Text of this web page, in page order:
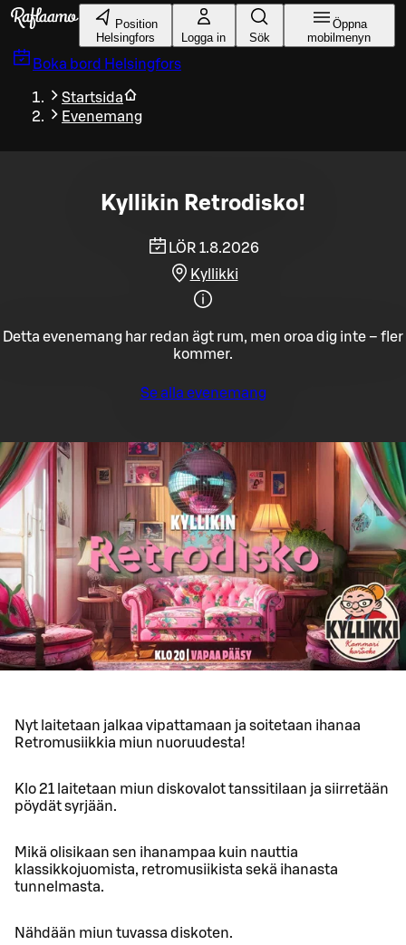
Gå till huvudinnehållet
Position
Helsingfors
Logga in Sök
Öppna
mobilmenyn
Boka bord Helsingfors
Startsida
Evenemang
Kyllikin Retrodisko!
LÖR 1.8.2026
Kyllikki
Detta evenemang har redan ägt rum, men oroa dig inte – fler
kommer.
Se alla evenemang
Nyt laitetaan jalkaa vipattamaan ja soitetaan ihanaa
Retromusiikkia miun nuoruudesta!
Klo 21 laitetaan miun diskovalot tanssitilaan ja siirretään
pöydät syrjään.
Mikä olisikaan sen ihanampaa kuin nauttia
klassikkojuomista, retromusiikista sekä ihanasta
tunnelmasta.
Nähdään miun tuvassa diskoten.